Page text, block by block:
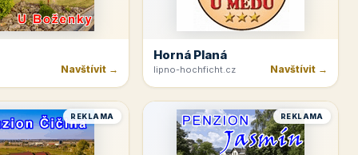
Navštívit →
Horná Planá
lipno-hochficht.cz Navštívit →
REKLAMA REKLAMA